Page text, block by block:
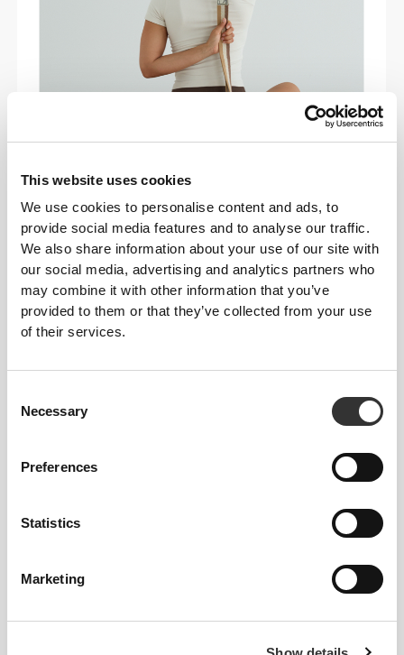
This website uses cookies
We use cookies to personalise content and ads, to
provide social media features and to analyse our traffic.
We also share information about your use of our site with
our social media, advertising and analytics partners who
may combine it with other information that you’ve
provided to them or that they’ve collected from your use
of their services.
Selection
Necessary
Preferences
Statistics
Marketing
ΒΆΘΥΝΕ ΤΙΣ ΔΙΑΤΆΣΕΙΣ
ΠΟΔΙΏΝ
Τύλιξε τον ιμάντα γύρω από το πόδι σου σε
επιμηκυμένη ενώ δουλεύεις τους οπίσθιους